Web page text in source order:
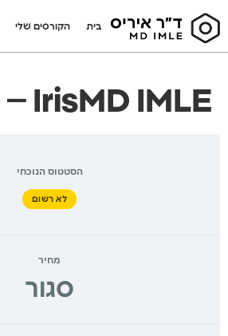
בית הקורסים שלי
IrisMD IMLE – זמני
הסטטוס הנוכחי
לא רשום
מחיר
סגור